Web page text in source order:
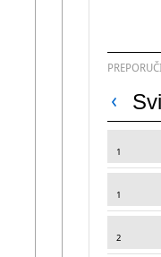
1
1
2